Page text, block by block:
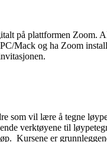
på plattformen Zoom.
Mack og ha Zoom
som vil lære å tegne
verktøyene til
Kursene er